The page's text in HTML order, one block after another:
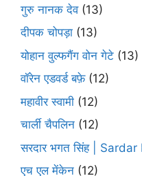
गुरु नानक देव(13)
दीपक चोपड़ा (13)
योहान वुल्फगैंग वोन गेटे (13)
वॉरेन एडवर्ड बफ़े(12)
महावीर स्वामी (12)
चार्ली चैपलिन (12)
सरदार भगत सिंह |
एच एल मेंकेन (12)